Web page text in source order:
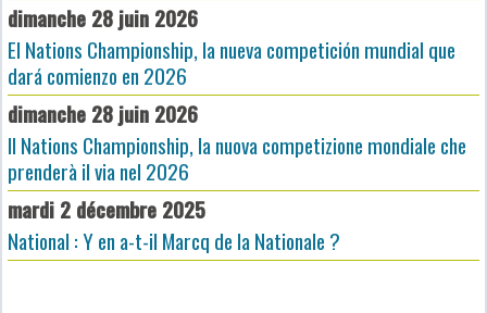
dimanche 28 juin 2026
El Nations Championship, la nueva competición mundial que
dará comienzo en 2026
dimanche 28 juin 2026
Il Nations Championship, la nuova competizione mondiale che
prenderà il via nel 2026
mardi 2 décembre 2025
National : Y en a-t-il Marcq de la Nationale ?